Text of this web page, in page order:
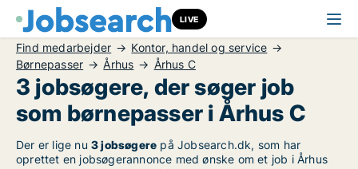
LIVE
Find medarbejder
Kontor, handel og service
Børnepasser
Århus Århus C
3 jobsøgere, der søger job
som børnepasser i Århus C
Der er lige nu 3 jobsøgere på Jobsearch.dk, som har
oprettet en jobsøgerannonce med ønske om et job i Århus